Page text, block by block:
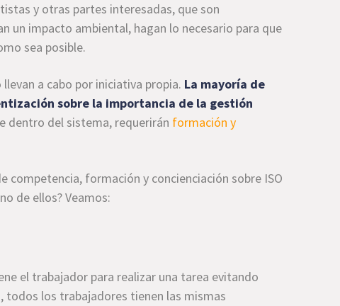
y otras partes interesadas, que son
un impacto ambiental, hagan lo necesario para que
sea posible.
a cabo por iniciativa propia. La mayoría de
sobre la importancia de la gestión
dentro del sistema, requerirán formación y
competencia, formación y concienciación sobre ISO
de ellos? Veamos:
el trabajador para realizar una tarea evitando
los trabajadores tienen las mismas